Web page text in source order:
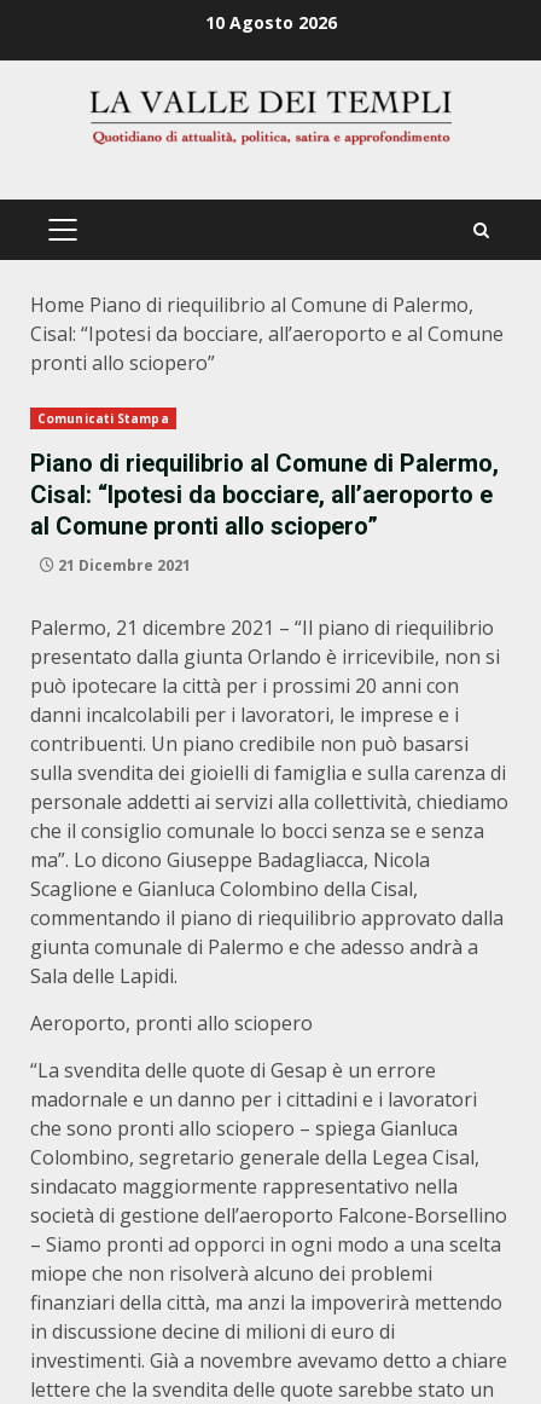
10 Agosto 2026
PRIMÄRES
Home Piano di riequilibrio al Comune di Palermo,
Cisal: “Ipotesi da bocciare, all’aeroporto e al Comune
pronti allo sciopero”
Comunicati Stampa
Piano di riequilibrio al Comune di Palermo,
Cisal: “Ipotesi da bocciare, all’aeroporto e
al Comune pronti allo sciopero”
21 Dicembre 2021
Palermo, 21 dicembre 2021 – “Il piano di riequilibrio
presentato dalla giunta Orlando è irricevibile, non si
può ipotecare la città per i prossimi 20 anni con
danni incalcolabili per i lavoratori, le imprese e i
contribuenti. Un piano credibile non può basarsi
sulla svendita dei gioielli di famiglia e sulla carenza di
personale addetti ai servizi alla collettività, chiediamo
che il consiglio comunale lo bocci senza se e senza
ma”. Lo dicono Giuseppe Badagliacca, Nicola
Scaglione e Gianluca Colombino della Cisal,
commentando il piano di riequilibrio approvato dalla
giunta comunale di Palermo e che adesso andrà a
Sala delle Lapidi.
Aeroporto, pronti allo sciopero
“La svendita delle quote di Gesap è un errore
madornale e un danno per i cittadini e i lavoratori
che sono pronti allo sciopero – spiega Gianluca
Colombino, segretario generale della Legea Cisal,
sindacato maggiormente rappresentativo nella
società di gestione dell’aeroporto Falcone-Borsellino
– Siamo pronti ad opporci in ogni modo a una scelta
miope che non risolverà alcuno dei problemi
finanziari della città, ma anzi la impoverirà mettendo
in discussione decine di milioni di euro di
investimenti. Già a novembre avevamo detto a chiare
lettere che la svendita delle quote sarebbe stato un